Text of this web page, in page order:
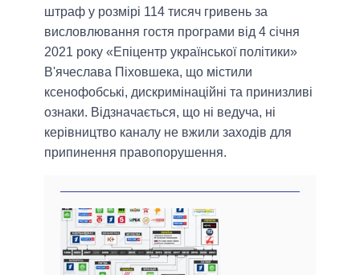
штраф у розмірі 114 тисяч гривень за
висловлювання гостя програми від 4 січня
2021 року «Епіцентр української політики»
В'ячеслава Піховшека, що містили
ксенофобські, дискримінаційні та принизливі
ознаки. Відзначається, що ні ведуча, ні
керівництво каналу не вжили заходів для
припинення правопорушення.